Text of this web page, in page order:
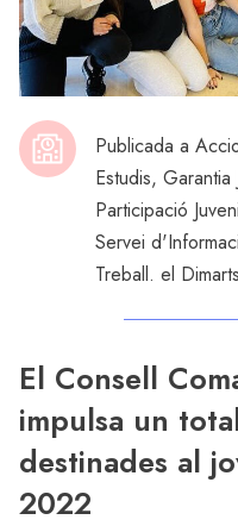
Publicada a
Estudis, Garantia
Participació
Servei
Treball. el
El Consell
impulsa un
destinades al
2022